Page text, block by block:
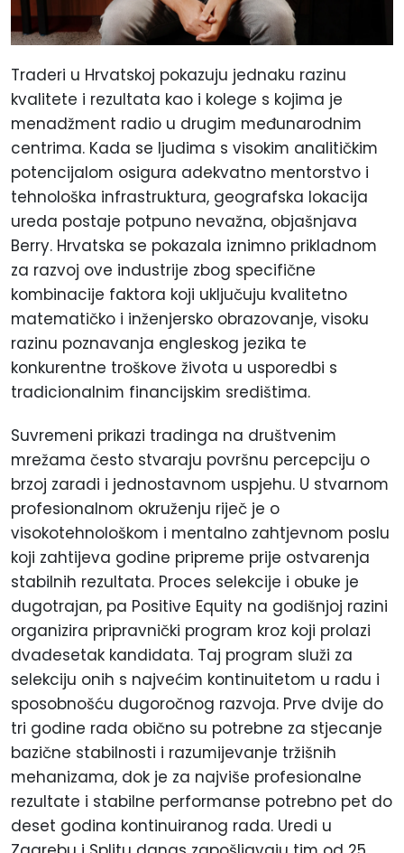
Traderi u Hrvatskoj pokazuju jednaku razinu
kvalitete i rezultata kao i kolege s kojima je
menadžment radio u drugim međunarodnim
centrima. Kada se ljudima s visokim analitičkim
potencijalom osigura adekvatno mentorstvo i
tehnološka infrastruktura, geografska lokacija
ureda postaje potpuno nevažna, objašnjava
Berry. Hrvatska se pokazala iznimno prikladnom
za razvoj ove industrije zbog specifične
kombinacije faktora koji uključuju kvalitetno
matematičko i inženjersko obrazovanje, visoku
razinu poznavanja engleskog jezika te
konkurentne troškove života u usporedbi s
tradicionalnim financijskim središtima.
Suvremeni prikazi tradinga na društvenim
mrežama često stvaraju površnu percepciju o
brzoj zaradi i jednostavnom uspjehu. U stvarnom
profesionalnom okruženju riječ je o
visokotehnološkom i mentalno zahtjevnom poslu
koji zahtijeva godine pripreme prije ostvarenja
stabilnih rezultata. Proces selekcije i obuke je
dugotrajan, pa Positive Equity na godišnjoj razini
organizira pripravnički program kroz koji prolazi
dvadesetak kandidata. Taj program služi za
selekciju onih s najvećim kontinuitetom u radu i
sposobnošću dugoročnog razvoja. Prve dvije do
tri godine rada obično su potrebne za stjecanje
bazične stabilnosti i razumijevanje tržišnih
mehanizama, dok je za najviše profesionalne
rezultate i stabilne performanse potrebno pet do
deset godina kontinuiranog rada. Uredi u